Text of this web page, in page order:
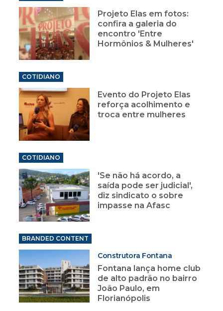
Projeto Elas em fotos:
confira a galeria do
encontro 'Entre
Hormônios & Mulheres'
COTIDIANO
Evento do Projeto Elas
reforça acolhimento e
troca entre mulheres
COTIDIANO
'Se não há acordo, a
saída pode ser judicial',
diz sindicato o sobre
impasse na Afasc
BRANDED CONTENT
Construtora Fontana
Fontana lança home club
de alto padrão no bairro
João Paulo, em
Florianópolis